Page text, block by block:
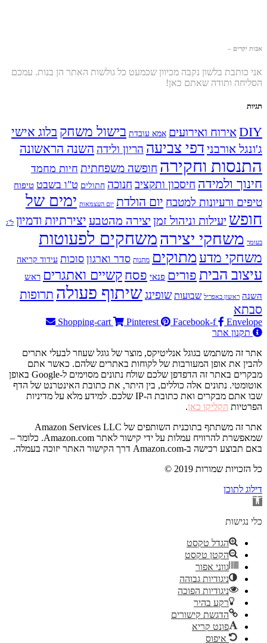
אבות יקרים –
אני כותבת בלשון נקבה מכיוון שכמעט כל גולשות האתר הן בנות. עמכם
הסליחה ותודה שאתם כאן!
תגיות
DIYאירוח ואירועים אמא עובדת בישול משחק בלוג אישי
ג'ונגל אורבני דפי צביעה הריון ולידה השנה הראשונה
התנסות וחקירה חופשה משפחתית חיות מחמד
חינוך ולמידה חיסכון ותקציב חנוכה חתולים ט"ו בשבט טיפוח
טיפים ורעיונות למטבח יום הולדת יום העצמאות ימים של
חופש יעילות וניהול זמן יצירה מהטבע יצירתיות ודמיון ל"ג
בעומר משחקי יצירהמשחקים לפעוטות
משחקי מדע מתוקים מתנות סדר וארגון סוכות עידוד קריאה
עיצוב הבית פורים פנאי פסח קשיים ואתגרים ראש
השנה ראשון באפריל שבועות שופינגשיתוף פעולה תרופות
סבתא
Shopping-cart Pinterest Facebook-f
Envelope
תקנון אתר
אתר זה משתמש בגוגל אנליטיקס, מוצר של גוגל שעוזר לבעלי אתרים
להבין את אופן המעורבות של לקוחות באתרים שלהם. כאשר אתם
מבקרים באתר זה הדפדפן שלכם שולח נתונים מסוימים ל-Google באופן
אוטומטי. נתונים אלה כוללים, בין היתר, את כתובת האינטרנט של הדף
שבו אתם מבקרים ואת כתובת ה-IP שלכם. למידע מלא על מדיניות
הפרטיות הקליקו כאן.
אתר זה משתתף בתוכנית השותפים של Amazon Services LLC
שמאפשרת להרוויח עמלות על ידי קישור לאתר Amazon.com. כלומר –
באם תבוצע רכישה ב-Amazon.com דרך הקישור האתר יזוכה בעמלה.
© 2019 כל הזכויות שמורות
דילוג לתוכן
פתח
נגישות
כלי נגישות
הגדל טקסט
הקטן טקסט
גווני אפור
ניגודיות גבוהה
ניגודיות הפוכה
רקע בהיר
הדגשת קישורים
פונט קריא
איפוס